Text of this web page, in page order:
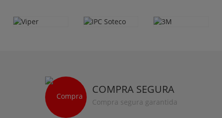
COMPRA SEGURA
Compra segura garantida